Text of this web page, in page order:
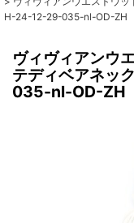
H-24-12-29-035-nl-OD-ZH
ヴィヴィアンウ
テディベアネッ
035-nl-OD-ZH